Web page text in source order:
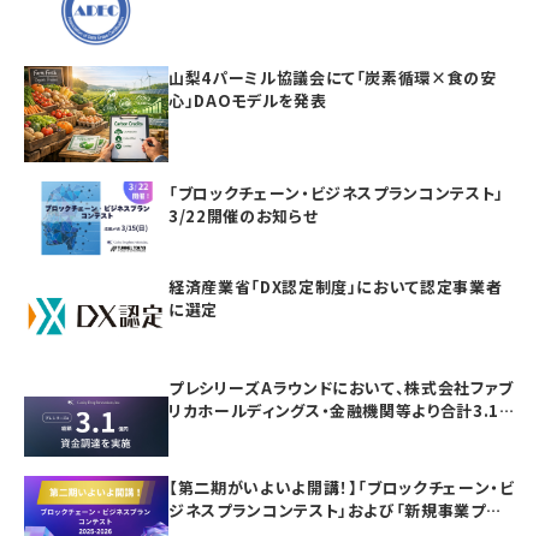
山梨4パーミル協議会にて「炭素循環×食の安
心」DAOモデルを発表
「ブロックチェーン・ビジネスプランコンテスト」
3/22開催のお知らせ
経済産業省「DX認定制度」において認定事業者
に選定
プレシリーズAラウンドにおいて、株式会社ファブ
リカホールディングス・金融機関等より合計3.1
【第二期がいよいよ開講！】「ブロックチェーン・ビ
ジネスプランコンテスト」および「新規事業プラ